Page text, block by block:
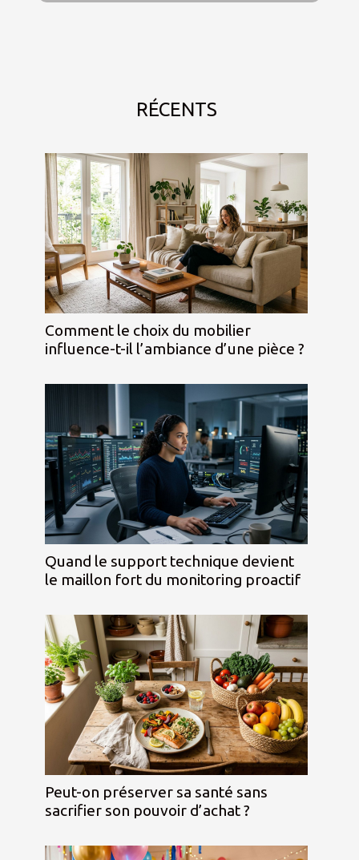
RÉCENTS
Comment le choix du mobilier
influence-t-il l’ambiance d’une pièce ?
Quand le support technique devient
le maillon fort du monitoring proactif
Peut-on préserver sa santé sans
sacrifier son pouvoir d’achat ?